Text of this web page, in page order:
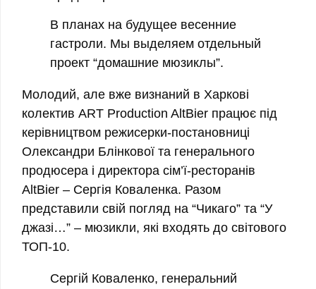
В планах на будущее весенние
гастроли. Мы выделяем отдельный
проект “домашние мюзиклы”.
Молодий, але вже визнаний в Харкові
колектив ART Production AltBier працює під
керівництвом режисерки-постановниці
Олександри Блінкової та генерального
продюсера і директора сім’ї-ресторанів
AltBier – Сергія Коваленка. Разом
представили свій погляд на “Чикаго” та “У
джазі…” – мюзикли, які входять до світового
ТОП-10.
Сергій Коваленко, генеральний